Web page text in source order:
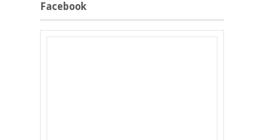
Facebook